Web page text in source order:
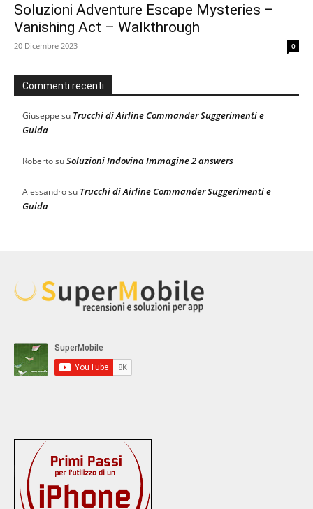
Soluzioni Adventure Escape Mysteries –
Vanishing Act – Walkthrough
20 Dicembre 2023 0
Commenti recenti
Giuseppe su Trucchi di Airline Commander Suggerimenti e
Guida
RobertosuSoluzioni Indovina Immagine 2 answers
Alessandrosu Trucchi di Airline Commander Suggerimenti e
Guida